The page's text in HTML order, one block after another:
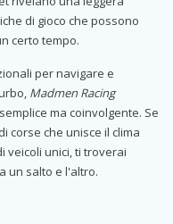
di gioco che possono
certo tempo.
per navigare e
Madmen Racing
ma coinvolgente. Se
corse che unisce il clima
veicoli unici, ti troverai
un salto e l'altro.